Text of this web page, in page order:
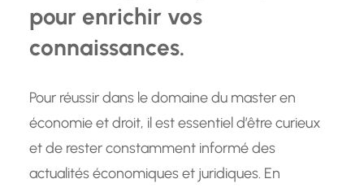
pour enrichir vos
connaissances.
Pour réussir dans le domaine du master en
économie et droit, il est essentiel d’être curieux
et de rester constamment informé des
actualités économiques et juridiques. En